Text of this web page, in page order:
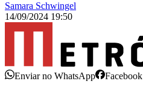
Samara Schwingel
14/09/2024 19:50
Enviar no WhatsApp Facebook